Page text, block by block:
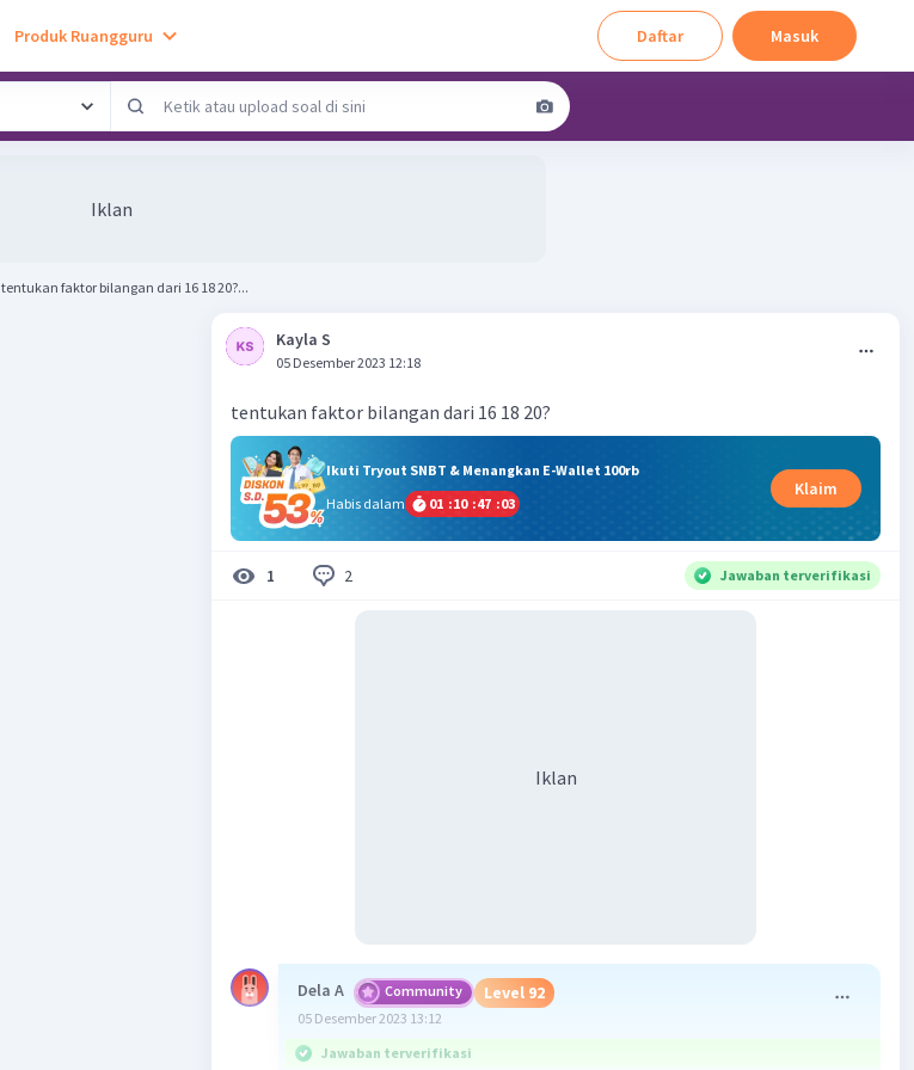
Produk Ruangguru Daftar Masuk
Iklan
tentukan faktor bilangan dari 16 18 20?...
Kayla S
05 Desember 2023 12:18
tentukan faktor bilangan dari 16 18 20?
Ikuti Tryout SNBT & Menangkan E-Wallet 100rb
Habis dalam
01 :10 :47 :03
Klaim
1 2 Jawaban terverifikasi
Iklan
Dela A Community Level 92
05 Desember 2023 13:12
Jawaban terverifikasi